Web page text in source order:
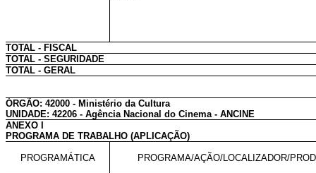
TOTAL - FISCAL
TOTAL - SEGURIDADE
TOTAL - GERAL
ÓRGÃO: 42000 - Ministério da Cultura
UNIDADE: 42206 - Agência Nacional do Cinema - ANCINE
ANEXO I
PROGRAMA DE TRABALHO (APLICAÇÃO)
PROGRAMÁTICA PROGRAMA/AÇÃO/LOCALIZADOR/